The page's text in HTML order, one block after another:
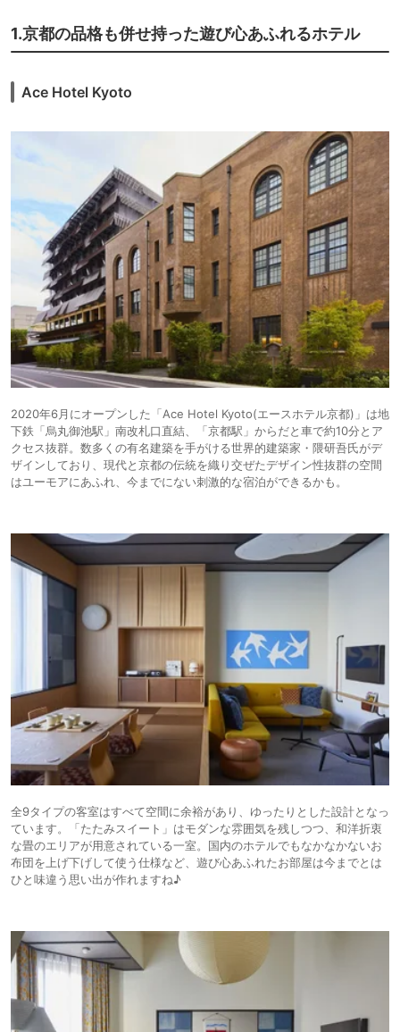
12.チャプター京都 ト
リビュートポート
14,520円〜 14,500円〜
シティホ
テル
KYOTO（梅小路
10,083円〜
icotto
10,100円〜
楽天トラベル
シティホ
テル
15.Kyoto Machiya 福
音
45,885円〜
icotto
49,000円〜
楽天トラベル
町家
ホテルオークラ京
都 岡崎別邸
26,936円〜
icotto
25,200円〜
楽天トラベル
リゾート
ホテル
四条河原町温泉 空
庭テラス京都 別邸
43,838円〜
icotto 楽天トラベル
旅館
18. THE HIRAMATSU
京都
33,900円〜
icotto
33,900円〜
楽天トラベル
シティホ
テル
1.京都の品格も併せ持った遊び心あふれるホテル
Ace Hotel Kyoto
2020年6月にオープンした「Ace Hotel Kyoto(エースホテル京都)」は地
下鉄「烏丸御池駅」南改札口直結、「京都駅」からだと車で約10分とア
クセス抜群。数多くの有名建築を手がける世界的建築家・隈研吾氏がデ
ザインしており、現代と京都の伝統を織り交ぜたデザイン性抜群の空間
はユーモアにあふれ、今までにない刺激的な宿泊ができるかも。
全9タイプの客室はすべて空間に余裕があり、ゆったりとした設計となっ
ています。「たたみスイート」はモダンな雰囲気を残しつつ、和洋折衷
な畳のエリアが用意されている一室。国内のホテルでもなかなかないお
布団を上げ下げして使う仕様など、遊び心あふれたお部屋は今までとは
ひと味違う思い出が作れますね♪